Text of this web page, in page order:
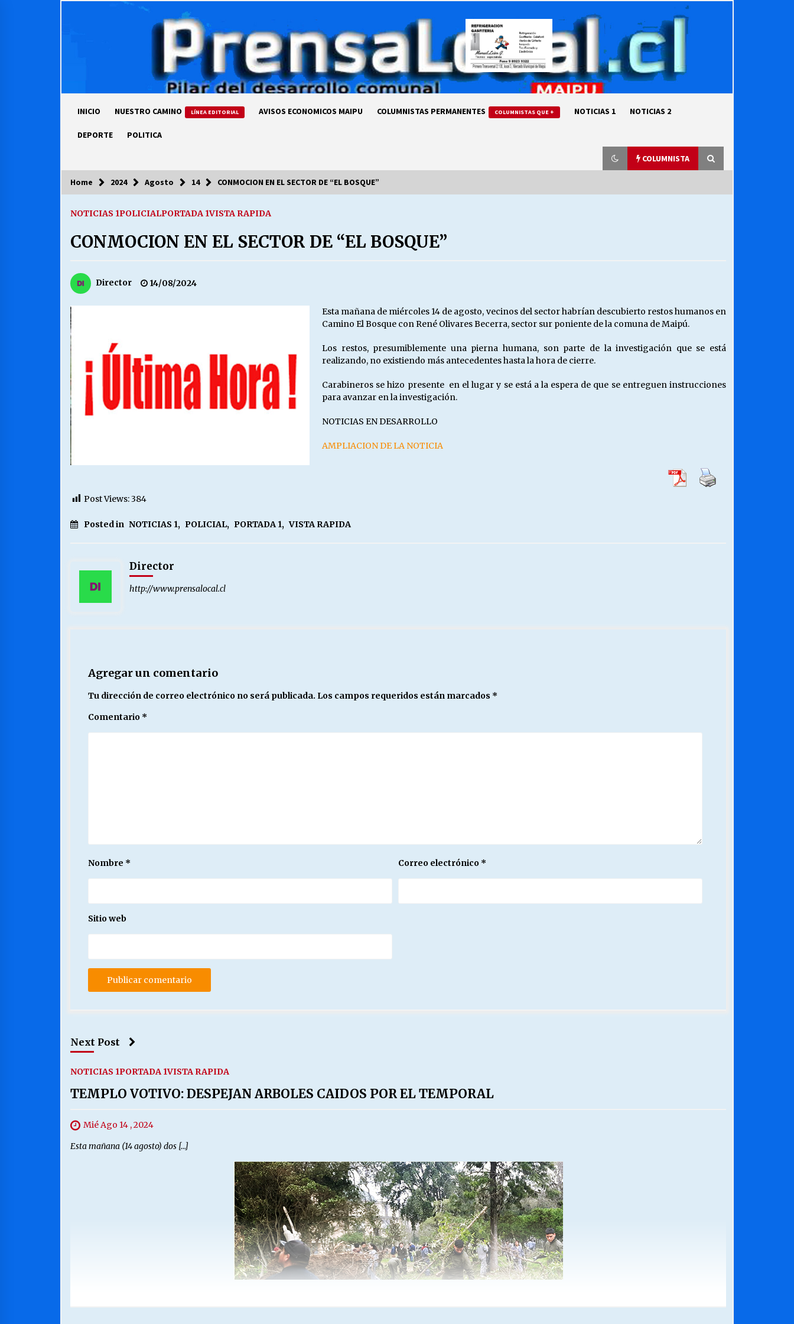
INICIO NUESTRO CAMINO LÍNEA EDITORIAL AVISOS ECONOMICOS MAIPU COLUMNISTAS PERMANENTES COLUMNISTAS QUE + NOTICIAS 1 NOTICIAS 2
DEPORTE POLITICA
COLUMNISTA
COLUMNISTA
luz… ¿Y cuándo van a bajar?
03/08/2026
69 AÑOS DE HISTORIA
28/07/2026
MUNICIPALIDAD, TRABAJADORES,
CLIMA LABORAL:
28/05/2026
S.O.S. a los ricos, Save Our Souls
(Salvar Nuestras Almas)
30/04/2026
¿Asesores con doble sueldo?
18/04/2026
Chile y sus segmentos de la riqueza
Home 2024 Agosto 14 CONMOCION EN EL SECTOR DE “EL BOSQUE”
NOTICIAS 1POLICIALPORTADA 1VISTA RAPIDA
CONMOCION EN EL SECTOR DE “EL BOSQUE”
Director 14/08/2024
Esta mañana de miércoles 14 de agosto, vecinos del sector habrían descubierto restos humanos en
Camino El Bosque con René Olivares Becerra, sector sur poniente de la comuna de Maipú.
Los restos, presumiblemente una pierna humana, son parte de la investigación que se está
realizando, no existiendo más antecedentes hasta la hora de cierre.
Carabineros se hizo presente en el lugar y se está a la espera de que se entreguen instrucciones
para avanzar en la investigación.
NOTICIAS EN DESARROLLO
AMPLIACION DE LA NOTICIA
Post Views:384
Posted in NOTICIAS 1, POLICIAL, PORTADA 1, VISTA RAPIDA
Director
http://www.prensalocal.cl
Agregar un comentario
Tu dirección de correo electrónico no será publicada. Los campos requeridos están marcados *
Comentario *
Nombre * Correo electrónico *
Sitio web
Next Post
NOTICIAS 1PORTADA 1VISTA RAPIDA
TEMPLO VOTIVO: DESPEJAN ARBOLES CAIDOS POR EL TEMPORAL
Mié Ago 14 , 2024
Esta mañana (14 agosto) dos […]